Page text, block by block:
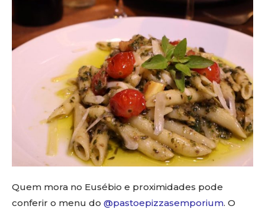
Quem mora no Eusébio e proximidades pode
conferir o menu do @pastoepizzasemporium. O